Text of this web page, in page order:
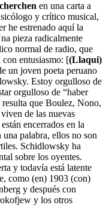
en una carta a
y crítico musical,
he estrenado aquí la
pieza radicalmente
normal de radio, que
entusiasmo: [(Llaqui)
un joven poeta peruano
Estoy orgulloso de
orgulloso de “haber
que Boulez, Nono,
de las nuevas
encerrados en la
palabra, ellos no son
Schidlowsky ha
sobre los oyentes.
y todavía está latente
como (en) 1903 (con)
y después con
y los otros